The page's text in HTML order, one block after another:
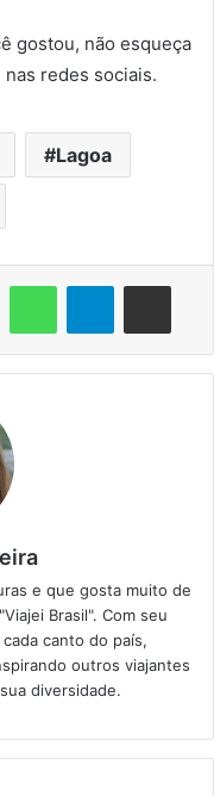
gostou, não esqueça
redes sociais.
Lagoa
MessengerWhatsAppTelegramCompartilhar via e-mail
e que gosta muito de
Brasil". Com seu
canto do país,
outros viajantes
diversidade.